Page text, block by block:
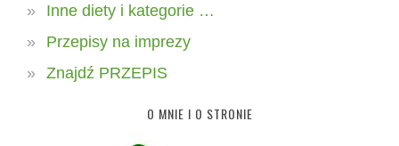
Inne diety i kategorie …
Przepisy na imprezy
Znajdź PRZEPIS
O MNIE I O STRONIE